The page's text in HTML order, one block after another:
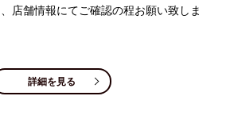
店舗情報にてご確認の程お願い致しま
詳細を見る